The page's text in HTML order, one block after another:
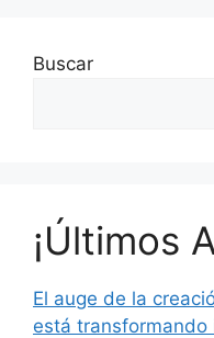
Buscar
¡Últimos
El auge de la
está transformando